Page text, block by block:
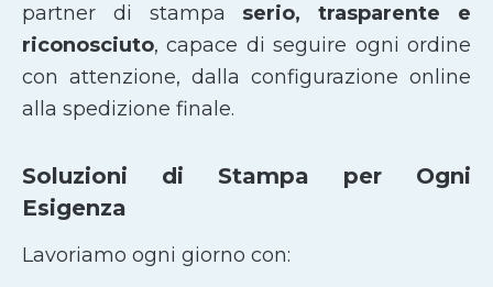
partner di stampa serio, trasparente e
riconosciuto, capace di seguire ogni ordine
con attenzione, dalla configurazione online
alla spedizione finale.
Soluzioni di Stampa per Ogni
Esigenza
Lavoriamo ogni giorno con: